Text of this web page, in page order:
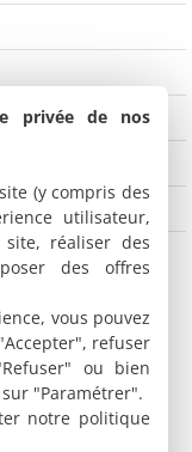
Lieu touristique
Château
Lac / Plan d'eau
Théâtre
privée de nos
(y compris des
utilisateur,
réaliser des
des offres
vous pouvez
refuser
ou bien
"Paramétrer".
notre politique